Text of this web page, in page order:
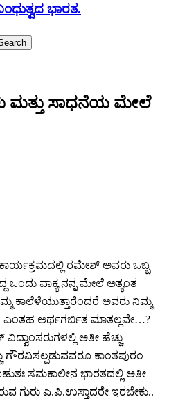
ಭಾರತ.
ಮತ್ತು ಸಾಧನೆಯ ಮೇಲೆ
ರಮೇಶ್ ಅವರು ಒಬ್ಬ
ಒಂದು ವಾಕ್ಯ ನನ್ನ ಮೇಲೆ ಅತ್ಯಂತ
ಕಾಲೆಳೆಯುತ್ತಾರೆಂದರೆ ಅವರು ನಿಮ್ಮ
ಎಂತಹ ಅರ್ಥಗರ್ಬಿತ ಮಾತಲ್ಲವೇ…?
ಅತೀ ಹೆಚ್ಚು
ಗೌರವಿಸಲ್ಪಡುವವರೂ ಕಾಂತಪುರಂ
ಸಮಕಾಲೀನ ಭಾರತದಲ್ಲಿ ಅತೀ
ಗುರು ಎ.ಪಿ.ಉಸ್ತಾದರೇ ಇರಬೇಕು..